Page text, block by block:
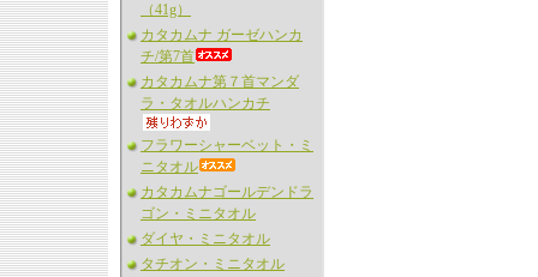
（41g）
カタカムナ ガーゼハンカ
チ/第7首
カタカムナ第７首マンダ
ラ・タオルハンカチ
フラワーシャーベット・ミ
ニタオル
カタカムナゴールデンドラ
ゴン・ミニタオル
ダイヤ・ミニタオル
タチオン・ミニタオル